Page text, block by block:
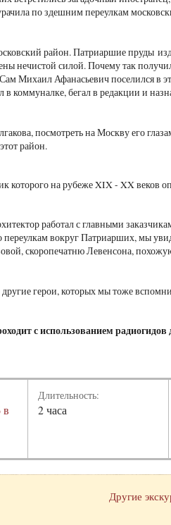
по здешним переулкам
район. Патриаршие пруды
нечистой силой. Почему так
Михаил Афанасьевич поселился в
коммуналке, бегал в редакции и
посмотреть на Москву его
район.
которого на рубеже XIX - XX веков
работал с главными
вокруг Патриарших, мы
скоропечатню Левенсона,
герои, которых мы тоже
с использованием
в
Длительность:
2 часа
Другие